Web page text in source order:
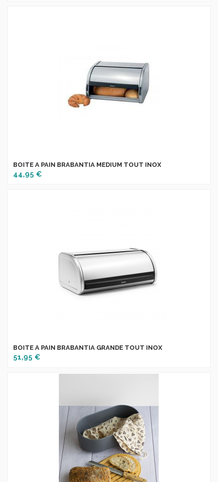
BOITE A PAIN BRABANTIA MEDIUM TOUT INOX
44,95 €
BOITE A PAIN BRABANTIA GRANDE TOUT INOX
51,95 €